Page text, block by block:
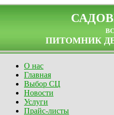
ПИТОМНИК
О нас
Главная
Выбор СЦ
Новости
Услуги
Прайс-листы